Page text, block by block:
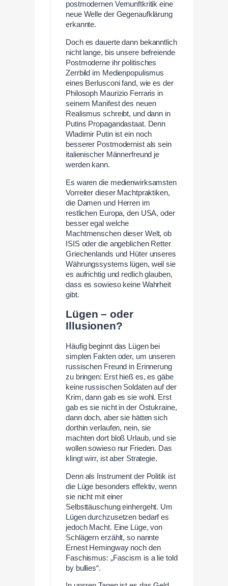
postmodernen Vernunftkritik eine
neue Welle der Gegenaufklärung
erkannte.
Doch es dauerte dann bekanntlich
nicht lange, bis unsere befreiende
Postmoderne ihr politisches
Zerrbild im Medienpopulismus
eines Berlusconi fand, wie es der
Philosoph Maurizio Ferraris in
seinem Manifest des neuen
Realismus schreibt, und dann in
Putins Propagandastaat. Denn
Wladimir Putin ist ein noch
besserer Postmodernist als sein
italienischer Männerfreund je
werden kann.
Es waren die medienwirksamsten
Vorreiter dieser Machtpraktiken,
die Damen und Herren im
restlichen Europa, den USA, oder
besser egal welche
Machtmenschen dieser Welt, ob
ISIS oder die angeblichen Retter
Griechenlands und Hüter unseres
Währungssystems lügen, weil sie
es aufrichtig und redlich glauben,
dass es sowieso keine Wahrheit
gibt.
Lügen – oder
Illusionen?
Häufig beginnt das Lügen bei
simplen Fakten oder, um unseren
russischen Freund in Erinnerung
zu bringen: Erst hieß es, es gäbe
keine russischen Soldaten auf der
Krim, dann gab es sie wohl. Erst
gab es sie nicht in der Ostukraine,
dann doch, aber sie hätten sich
dorthin verlaufen, nein, sie
machten dort bloß Urlaub, und sie
wollen sowieso nur Frieden. Das
klingt wirr, ist aber Strategie.
Denn als Instrument der Politik ist
die Lüge besonders effektiv, wenn
sie nicht mit einer
Selbsttäuschung einhergeht. Um
Lügen durchzusetzen bedarf es
jedoch Macht. Eine Lüge, von
Schlägern erzählt, so nannte
Ernest Hemingway noch den
Faschismus: „Fascism is a lie told
by bullies“.